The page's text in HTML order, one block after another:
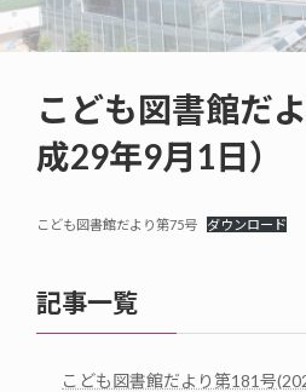
ッ
プ
移
動
こども図書館だ
成29年9月1日）
こども図書館だより第75号 ダウンロード
記事一覧
こども図書館だより第181号